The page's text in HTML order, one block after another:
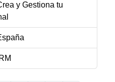
y Gestiona tu